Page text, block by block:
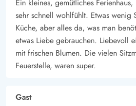
Ein kleines, gemütliches
sehr schnell wohlfühlt. Etwas wenig
Küche, aber alles da, was man
etwas Liebe gebrauchen. Liebevoll
mit frischen Blumen. Die vielen
Feuerstelle, waren super.
Gast